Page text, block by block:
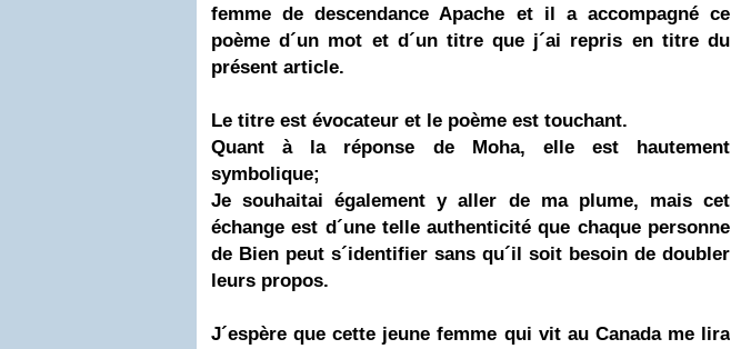
femme de descendance Apache et il a accompagné ce
poème d´un mot et d´un titre que j´ai repris en titre du
présent article.
Le titre est évocateur et le poème est touchant.
Quant à la réponse de Moha, elle est hautement
symbolique;
Je souhaitai également y aller de ma plume, mais cet
échange est d´une telle authenticité que chaque personne
de Bien peut s´identifier sans qu´il soit besoin de doubler
leurs propos.
J´espère que cette jeune femme qui vit au Canada me lira